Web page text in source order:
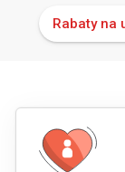
Rabaty na